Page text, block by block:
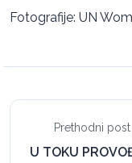
Fotografije: UN
Prethodni post
U TOKU